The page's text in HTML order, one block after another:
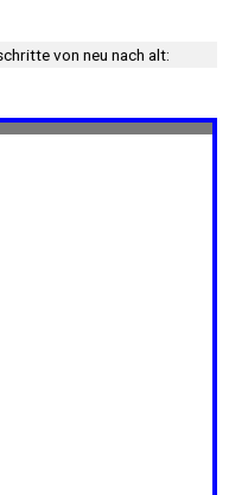
von neu nach alt: